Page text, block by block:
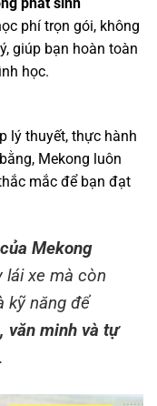
phí trọn gói, không
giúp bạn hoàn toàn
học.
lý thuyết, thực hành
Mekong luôn
mắc để bạn đạt
Mekong
lái xe mà còn
kỹ năng để
văn minh và tự